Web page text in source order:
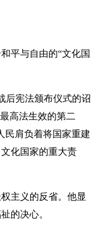
平与自由的“文化国
后宪法颁布仪式的诏
高法生效的第二
民肩负着将国家重建
化国家的重大责
主义的反省。他显
的决心。